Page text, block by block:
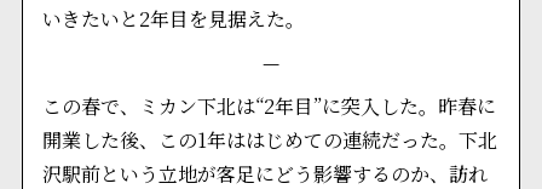
いきたいと2年目を見据えた。
—
この春で、ミカン下北は“2年目”に突入した。昨春に
開業した後、この1年ははじめての連続だった。下北
沢駅前という立地が客足にどう影響するのか、訪れ